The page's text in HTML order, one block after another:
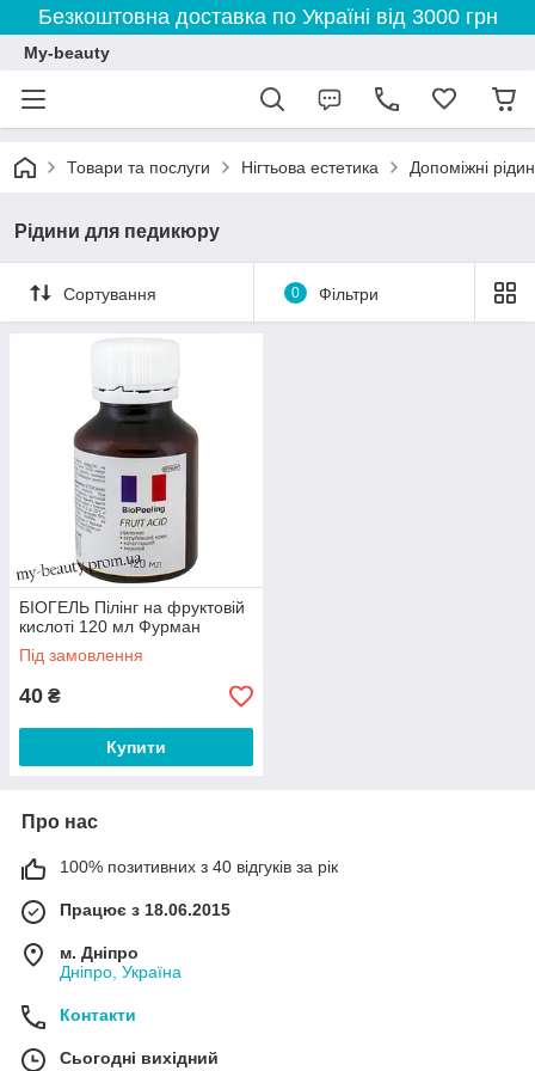
Безкоштовна доставка по Україні від 3000 грн
My-beauty
Товари та послуги Нігтьова естетика Допоміжні
Рідини для педикюру
Сортування 0 Фільтри
БІОГЕЛЬ Пілінг на фруктовій
кислоті 120 мл Фурман
Під замовлення
40 ₴
Купити
Про нас
100% позитивних з 40 відгуків за рік
Працює з 18.06.2015
м. Дніпро
Дніпро, Україна
Контакти
Сьогодні вихідний